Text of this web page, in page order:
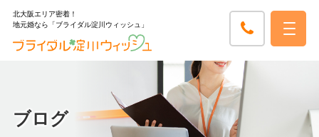
北大阪エリア密着！
地元婚なら「ブライダル淀川ウィッシュ」
ブログ